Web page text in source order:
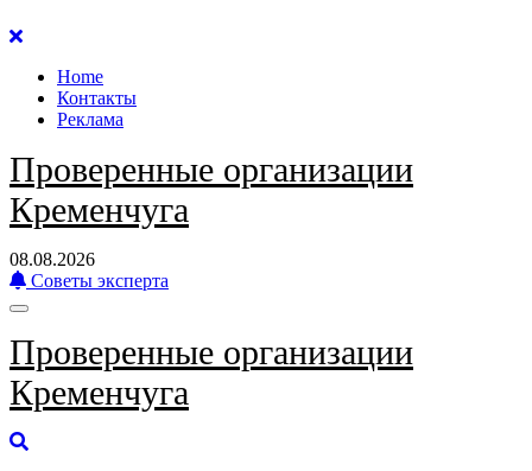
Перейти
содержанию
Home
Контакты
Реклама
Проверенные организации
Кременчуга
08.08.2026
Советы эксперта
Проверенные организации
Кременчуга